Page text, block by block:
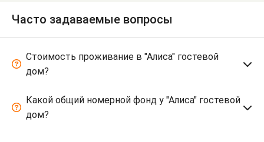
Часто задаваемые вопросы
Стоимость проживание в "Алиса" гостевой
дом?
Какой общий номерной фонд у "Алиса" гостевой
дом?